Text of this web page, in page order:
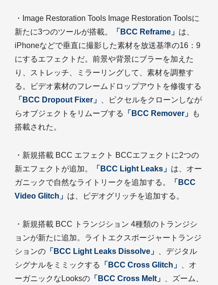
・Image Restoration Tools Image Restoration Toolsに
新たに3つのツールが搭載。
「BCC Reframe」 は、
iPhoneなどで垂直に撮影した素材を放送基準の16：9
にするエフェクトだ。前景や背景にブラーを加えた
り、ストレッチ、ミラーリングして、素材を調整す
る。ビデオ素材のフレームドロップアウトを修復する
「BCC Dropout Fixer」
、ピクセルをクローンしなが
らオブジェクトをリムーブする
「BCC Remover」
も
搭載された。
・新規搭載 BCC エフェクト BCCエフェクトに2つの
新エフェクトが追加。
「BCC Light Leaks」 は、オー
ガニックで自然なライトリークを追加する。
「BCC
Video Glitch」 は、ビデオグリッチを追加する。
・新規搭載 BCC トランジション 4種類のトランジシ
ョンが新たに追加。ライトエクスポージャートランジ
ションの 「BCC Light Leaks Dissolve」
、デジタル
シグナルをミミックする
「BCC Cross Glitch」
、オ
ーガニックなLooksの 「BCC Cross Melt」
、ズーム、